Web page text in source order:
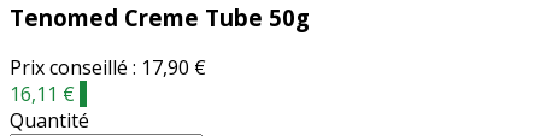
Tenomed Creme Tube 50g
Prix conseillé : 17,90 €
16,11 €
Quantité